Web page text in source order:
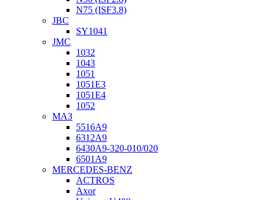
N75 (ISF3.8)
JBC
SY1041
JMC
1032
1043
1051
1051Е3
1051Е4
1052
МАЗ
5516А9
6312А9
6430А9-320-010/020
6501А9
MERCEDES-BENZ
ACTROS
Axor